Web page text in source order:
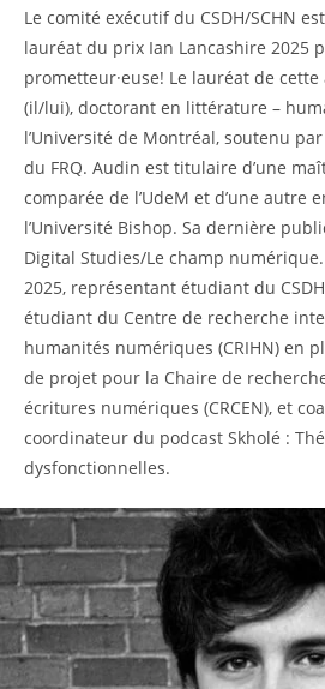
Le comité exécutif du CSDH/SCHN
lauréat du prix Ian Lancashire 2025
prometteur·euse! Le lauréat de
(il/lui), doctorant en littérature –
l’Université de Montréal, soutenu
du FRQ. Audin est titulaire d’une
comparée de l’UdeM et d’une autre
l’Université Bishop. Sa dernière
Digital Studies/Le champ
2025, représentant étudiant du
étudiant du Centre de recherche
humanités numériques (CRIHN) en
de projet pour la Chaire de
écritures numériques (CRCEN), et
coordinateur du podcast Skholé :
dysfonctionnelles.